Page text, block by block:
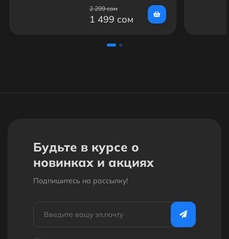
2 299 сом
1 499 сом
Будьте в курсе о
новинках и акциях
Подпишитесь на рассылкy!